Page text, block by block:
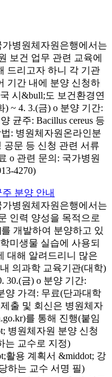
병원체자원은행에서는
보건 업무 관련 교육에
드리고자 하니 각 기관
기간 내에 분양 신청하
시&bull;도 보건환경연
) ~ 4. 3.(금) o 분양 기간:
균주: Bacillus cereus 등
: 병원체자원온라인분
공문 등 신청 관련 서류
o 관련 문의: 국가병원
4270)
분양 안내
병원체자원은행에서는
인력 양성을 목적으로
개발하여 분양하고 있
미생물 실습에 사용되
대해 알려드리니 많은
의과학 교육기관(대학)
30.(금) o 분양 기간:
양 가격: 무료(단과대학
출 및 회신은 병원체자
를 통해 진행(붙임
병원체자원 분양 신청
는 교수로 지정)
활용 계획서 &middot; 강
하는 교수 서명 필)